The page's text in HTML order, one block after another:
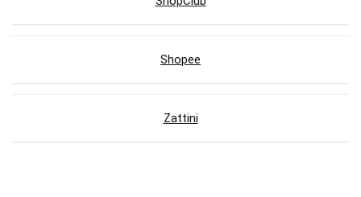
Shopee
Zattini